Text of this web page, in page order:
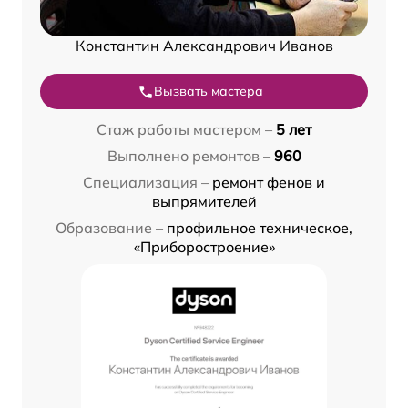
Константин Александрович Иванов
Вызвать мастера
Стаж работы мастером – 5 лет
Выполнено ремонтов – 960
Специализация – ремонт фенов и
выпрямителей
Образование – профильное техническое,
«Приборостроение»